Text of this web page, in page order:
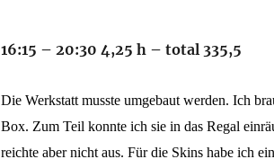
16:15 – 20:30 4,25 h – total 335,5
Die Werkstatt musste umgebaut werden. Ich
Box. Zum Teil konnte ich sie in das Regal
reichte aber nicht aus. Für die Skins habe ich